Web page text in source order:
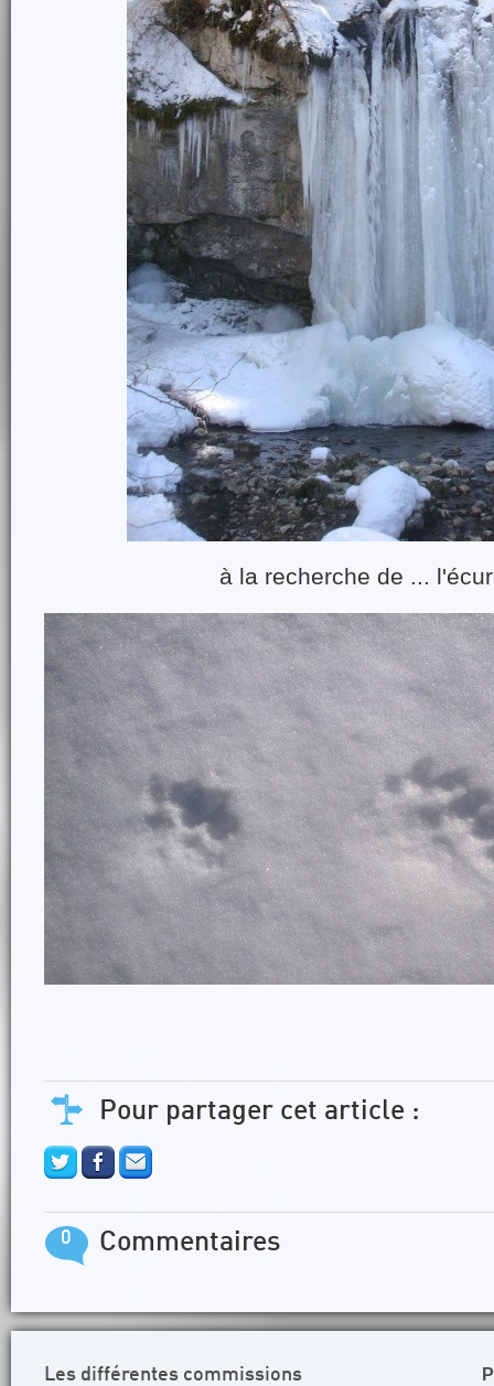
à la recherche de ...
Pour partager cet article :
0 Commentaires
Les différentes commissions